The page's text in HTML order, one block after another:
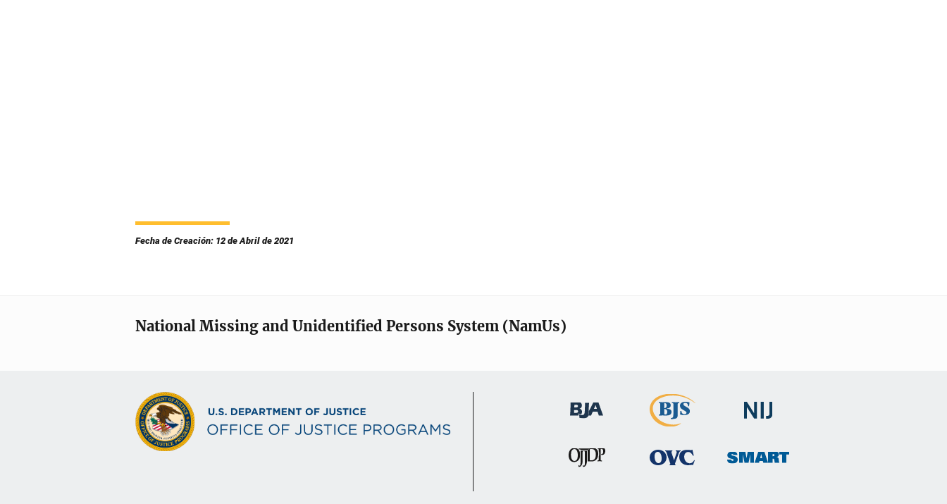
Fecha de Creación: 12 de Abril de 2021
National Missing and Unidentified Persons System (NamUs)